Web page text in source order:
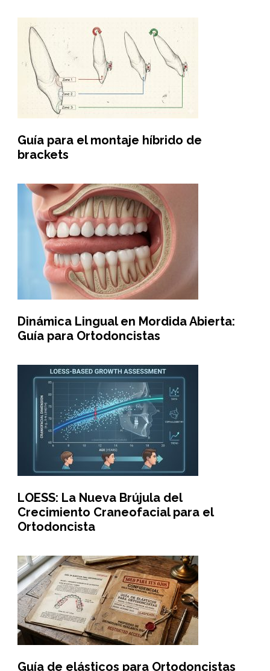
Guía para el montaje híbrido de
brackets
Dinámica Lingual en Mordida Abierta:
Guía para Ortodoncistas
LOESS: La Nueva Brújula del
Crecimiento Craneofacial para el
Ortodoncista
Guía de elásticos para Ortodoncistas